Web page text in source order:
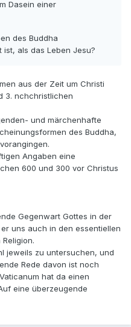
Dasein einer
des Buddha
als das Leben Jesu?
aus der Zeit um Christi
3. nchchristlichen
und märchenhafte
des Buddha,
Angaben eine
600 und 300 vor Christus
Gegenwart Gottes in der
uns auch in den essentiellen
jeweils zu untersuchen, und
Rede davon ist noch
hat da einen
eine überzeugende